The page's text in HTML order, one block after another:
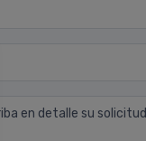
en detalle su solicitud